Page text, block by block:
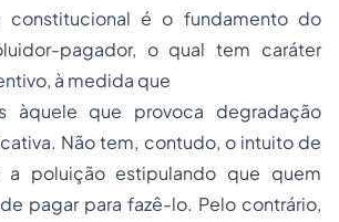
constitucional é o fundamento do
pagador, o qual tem caráter
à medida que
àquele que provoca degradação
Não tem, contudo, o intuito de
a poluição estipulando que quem
pagar para fazê-lo. Pelo contrário,